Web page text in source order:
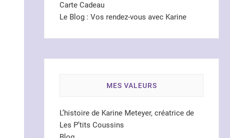
Carte Cadeau
Le Blog : Vos rendez-vous avec Karine
MES VALEURS
L’histoire de Karine Meteyer, créatrice de
Les P’tits Coussins